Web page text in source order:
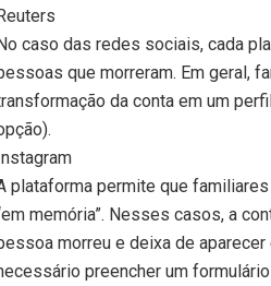
caso das redes sociais, cada
que morreram. Em geral,
da conta em um
plataforma permite que
memória”. Nesses casos, a
morreu e deixa de
preencher um